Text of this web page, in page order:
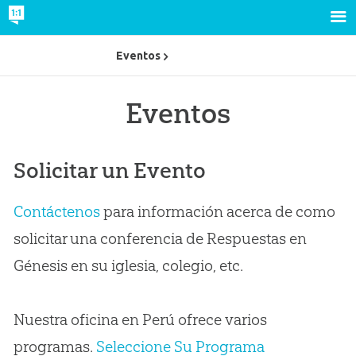
Eventos
Solicitar un Evento
Contáctenospara información acerca de como
solicitar una conferencia de Respuestas en
Génesis en su iglesia, colegio, etc.
Nuestra oficina en Perú ofrece varios
programas. Seleccione Su Programa
Eventos